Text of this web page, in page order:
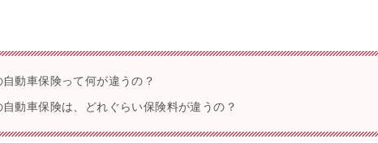
動車保険って何が違うの？
動車保険は、どれぐらい保険料が違うの？